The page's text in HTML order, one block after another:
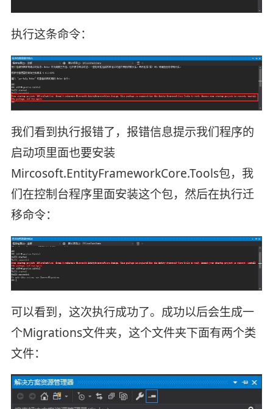
执行这条命令：
我们看到执行报错了，报错信息提示我们程序的
启动项里面也要安装
Mircosoft.EntityFrameworkCore.Tools包，我
们在控制台程序里面安装这个包，然后在执行迁
移命令：
可以看到，这次执行成功了。成功以后会生成一
个Migrations文件夹，这个文件夹下面有两个类
文件：